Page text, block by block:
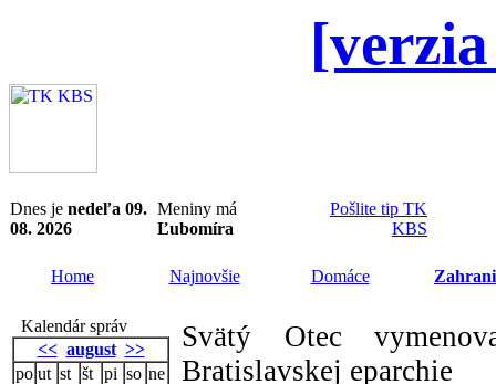
Dnes je nedeľa 09.
08. 2026
Meniny má
Ľubomíra
Pošlite tip TK
KBS
Home Najnovšie Domáce
Kalendár správ
<< august >>
po ut st št pi so ne
Svätý Otec
Bratislavskej eparchie